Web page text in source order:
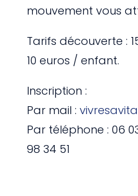
mouvement vous
Tarifs découverte :
10 euros / enfant.
Inscription :
Par mail :
Par téléphone : 06
98 34 51